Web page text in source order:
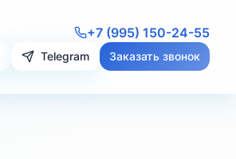
+7 (995) 150-24-55
Telegram Заказать звонок